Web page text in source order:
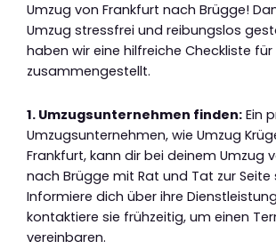
Umzug von Frankfurt nach Brügge!
Umzug stressfrei und reibungslos
haben wir eine hilfreiche Checkliste für
zusammengestellt.
1. Umzugsunternehmen finden: Ein
Umzugsunternehmen, wie Umzug
Frankfurt, kann dir bei deinem Umzug
nach Brügge mit Rat und Tat zur Seite
Informiere dich über ihre
kontaktiere sie frühzeitig, um einen
vereinbaren.